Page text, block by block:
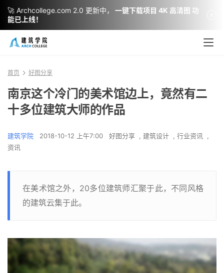
首页 好图分享
南京这个冷门的美术馆边上，竟然有二
十多位建筑大师的作品
建筑学院 2018-10-12 上午7:00 好图分享 , 建筑设计 , 行业资讯 ,
资讯
在美术馆之外，20多位建筑师汇聚于此，不同风格
的建筑云集于此。
🚀 Archcollege.com 2.0 更新中，
一键下载项目 4K 高清图 功
能已上线！